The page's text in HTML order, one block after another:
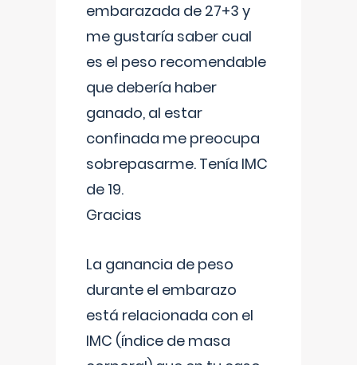
embarazada de 27+3 y
me gustaría saber cual
es el peso recomendable
que debería haber
ganado, al estar
confinada me preocupa
sobrepasarme. Tenía IMC
de 19.
Gracias
La ganancia de peso
durante el embarazo
está relacionada con el
IMC (índice de masa